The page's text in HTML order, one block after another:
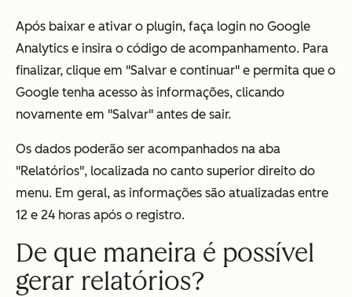
Após baixar e ativar o plugin, faça login no Google
Analytics e insira o código de acompanhamento. Para
finalizar, clique em "Salvar e continuar" e permita que o
Google tenha acesso às informações, clicando
novamente em "Salvar" antes de sair.
Os dados poderão ser acompanhados na aba
"Relatórios", localizada no canto superior direito do
menu. Em geral, as informações são atualizadas entre
12 e 24 horas após o registro.
De que maneira é possível
gerar relatórios?